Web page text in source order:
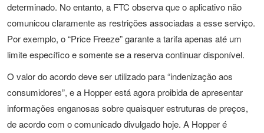
determinado. No entanto, a FTC observa que o aplicativo não
comunicou claramente as restrições associadas a esse serviço.
Por exemplo, o “Price Freeze” garante a tarifa apenas até um
limite específico e somente se a reserva continuar disponível.
O valor do acordo deve ser utilizado para “indenização aos
consumidores”, e a Hopper está agora proibida de apresentar
informações enganosas sobre quaisquer estruturas de preços,
de acordo com o comunicado divulgado hoje. A Hopper é